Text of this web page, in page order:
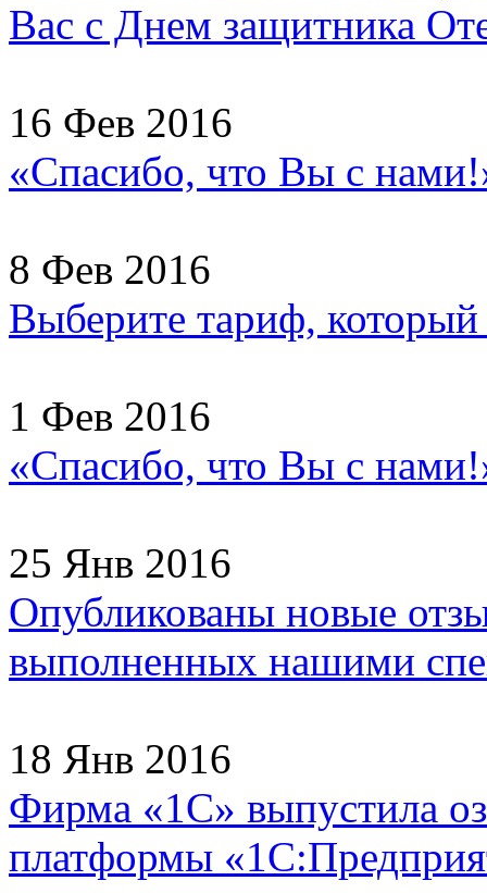
Вас с Днем защитника
16 Фев 2016
«Спасибо, что Вы с
8 Фев 2016
Выберите тариф,
1 Фев 2016
«Спасибо, что Вы с
25 Янв 2016
Опубликованы новые
выполненных нашими
18 Янв 2016
Фирма «1С» выпустила
платформы